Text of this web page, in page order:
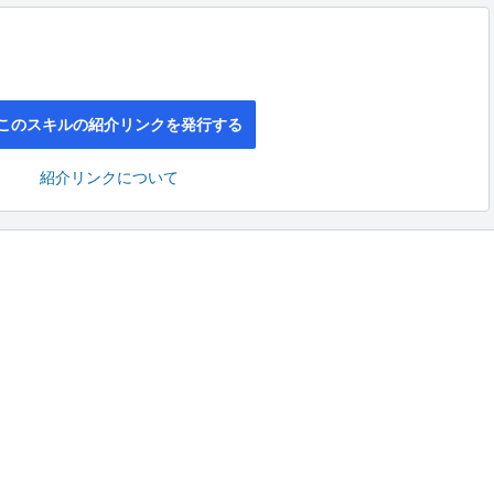
のスキルの紹介リンクを発行する
紹介リンクについて